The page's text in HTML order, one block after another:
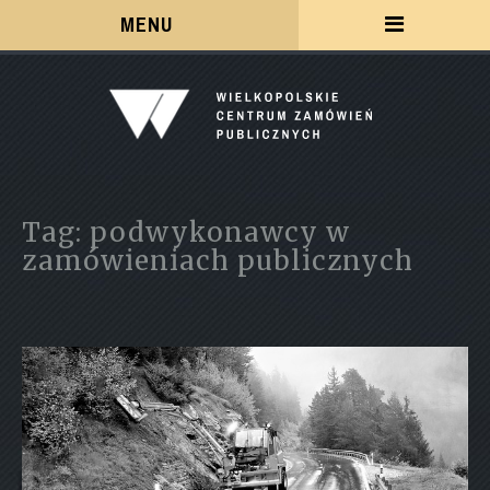
MENU
Tag: podwykonawcy w
zamówieniach publicznych